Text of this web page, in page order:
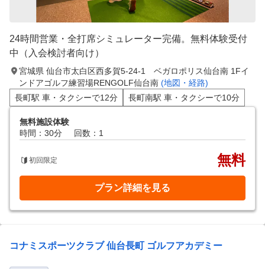
24時間営業・全打席シミュレーター完備。無料体験受付
中（入会検討者向け）
宮城県 仙台市太白区西多賀5-24-1 ベガロポリス仙台南 1Fイ
ンドアゴルフ練習場RENGOLF仙台南 (地図・経路)
長町駅 車・タクシーで12分
長町南駅 車・タクシーで10分
無料施設体験
時間：30分
回数：1
初回限定 無料
プラン詳細を見る
コナミスポーツクラブ 仙台長町 ゴルフアカデミー